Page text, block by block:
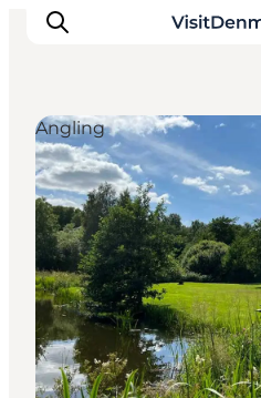
Ispirazioni
Dove andare
Cosa fare
Dove dormire
Pianifica il viaggio
Angling